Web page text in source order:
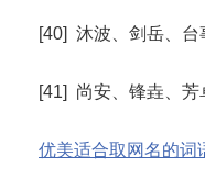
[40] 沐波、剑岳、
[41] 尚安、锋垚、
优美适合取网名的词